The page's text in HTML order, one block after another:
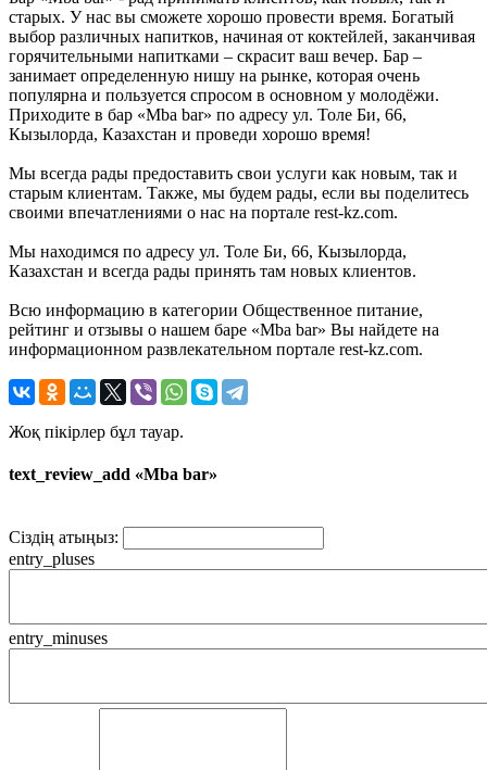
старых. У нас вы сможете хорошо провести время. Богатый
выбор различных напитков, начиная от коктейлей, заканчивая
горячительными напитками – скрасит ваш вечер. Бар –
занимает определенную нишу на рынке, которая очень
популярна и пользуется спросом в основном у молодёжи.
Приходите в бар «Mba bar» по адресу ул. Толе Би, 66,
Кызылорда, Казахстан и проведи хорошо время!
Мы всегда рады предоставить свои услуги как новым, так и
старым клиентам. Также, мы будем рады, если вы поделитесь
своими впечатлениями о нас на портале rest-kz.com.
Мы находимся по адресу ул. Толе Би, 66, Кызылорда,
Казахстан и всегда рады принять там новых клиентов.
Всю информацию в категории Общественное питание,
рейтинг и отзывы о нашем баре «Mba bar» Вы найдете на
информационном развлекательном портале rest-kz.com.
Жоқ пікірлер бұл тауар.
text_review_add «Mba bar»
Сіздің атыңыз:
entry_pluses
entry_minuses